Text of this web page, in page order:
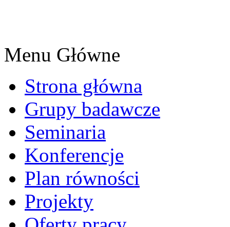
Menu Główne
Strona główna
Grupy badawcze
Seminaria
Konferencje
Plan równości
Projekty